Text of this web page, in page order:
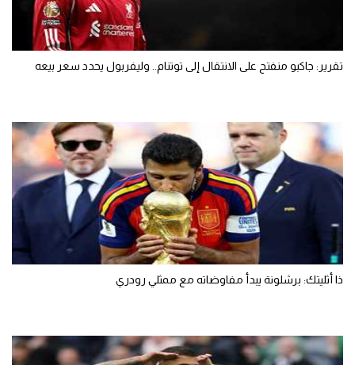
تقرير: جاكبو منفتح على الانتقال إلى توتنام.. وليفربول يحدد سعر بيعه
ذا أثليتك: برشلونة يبدأ مفاوضاته مع ممثلي رودري